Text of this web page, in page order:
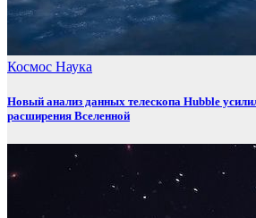
Космос Наука
Новый анализ данных телескопа Hubble
расширения Вселенной